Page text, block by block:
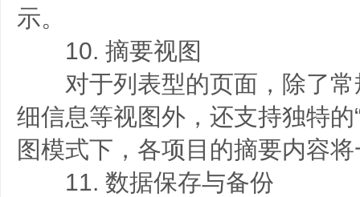
示。
10. 摘要视图
对于列表型的页面，除了常
细信息等视图外，还支持独特的
图模式下，各项目的摘要内容
11. 数据保存与备份